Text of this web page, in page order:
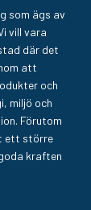
som ägs av
vill vara
där det
att
och
miljö och
Förutom
ett större
kraften